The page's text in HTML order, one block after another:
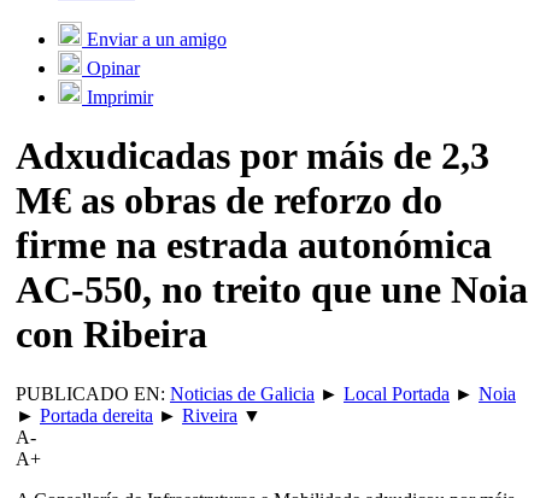
Enviar a un amigo
Opinar
Imprimir
Adxudicadas por máis de 2,3
M€ as obras de reforzo do
firme na estrada autonómica
AC-550, no treito que une Noia
con Ribeira
PUBLICADO EN: Noticias de Galicia ► Local Portada ► Noia
► Portada dereita ► Riveira ▼
A-
A+